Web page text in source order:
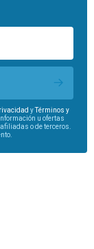
yTérminos y
u ofertas
o de terceros.